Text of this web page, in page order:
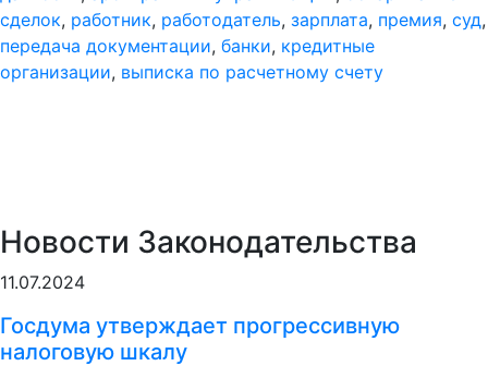
сделок, работник, работодатель, зарплата, премия, суд,
передача документации, банки, кредитные
организации, выписка по расчетному счету
Новости Законодательства
11.07.2024
Госдума утверждает прогрессивную
налоговую шкалу